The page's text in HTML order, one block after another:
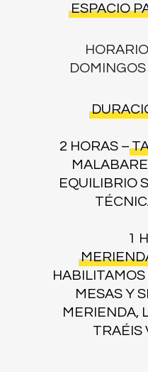
ESPACIO
2 HORAS –
EQUILIBRIO
1
MESAS Y
MERIENDA,
TRAÉIS